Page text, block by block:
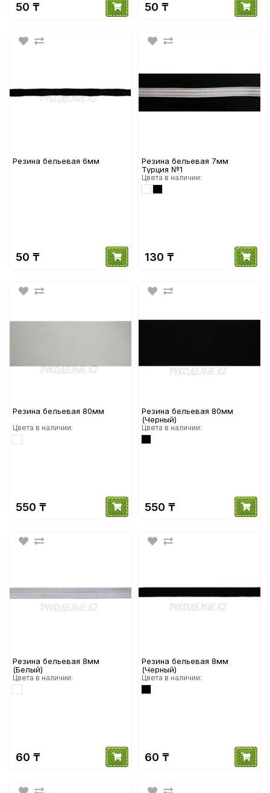
50 ₸ 50 ₸
Резина бельевая 6мм
50 ₸
Резина бельевая 7мм
Турция №1
Цвета в наличии:
130 ₸
Резина бельевая 80мм
Цвета в наличии:
550 ₸
Резина бельевая 80мм
(Черный)
Цвета в наличии:
550 ₸
Резина бельевая 8мм
(Белый)
Цвета в наличии:
60 ₸
Резина бельевая 8мм
(Черный)
Цвета в наличии:
60 ₸